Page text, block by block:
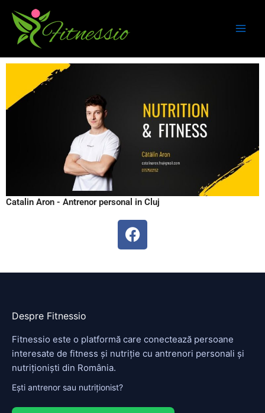
content
Catalin Aron - Antrenor personal in Cluj
F
a
e
Despre Fitnessio
Fitnessio este o platformă care conectează persoane
interesate de fitness și nutriție cu antrenori personali și
nutriționiști din România.
Ești antrenor sau nutriționist?